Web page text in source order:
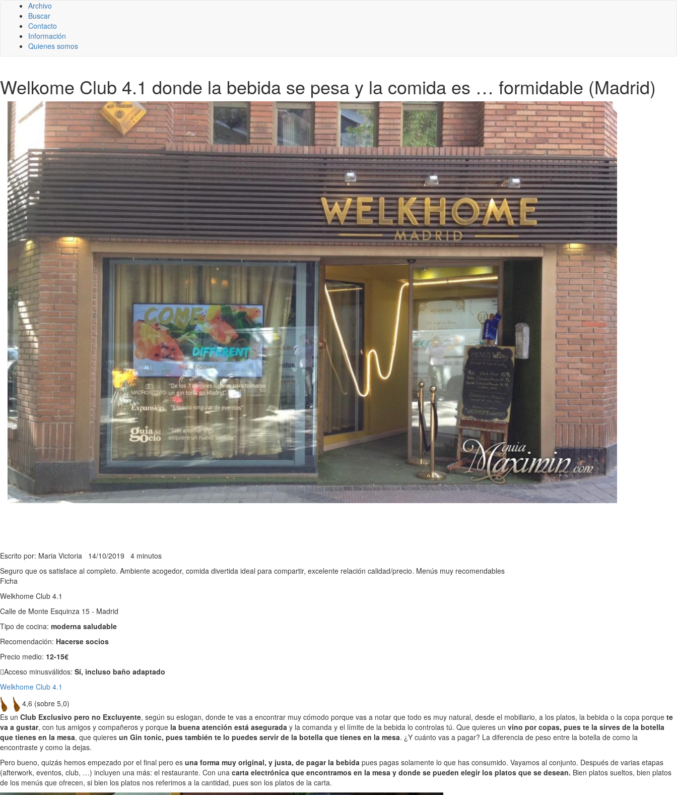
Archivo
Buscar
Contacto
Información
Quienes somos
Welkome Club 4.1 donde la bebida se pesa y la comida es … formidable (Madrid)
Escrito por: Maria Victoria 14/10/2019 4 minutos
Seguro que os satisface al completo. Ambiente acogedor, comida divertida ideal para compartir, excelente relación calidad/precio. Menús muy recomendables
Ficha
Welkhome Club 4.1
Calle de Monte Esquinza 15 - Madrid
Tipo de cocina: moderna saludable
Recomendación: Hacerse socios
Precio medio: 12-15€
Acceso minusválidos: Sí, incluso baño adaptado
Welkhome Club 4.1
4,6 (sobre 5,0)
Es un Club Exclusivo pero no Excluyente, según su eslogan, donde te vas a encontrar muy cómodo porque vas a notar que todo es muy natural, desde el mobiliario, a los platos, la bebida o la copa porque te
va a gustar, con tus amigos y compañeros y porque la buena atención está asegurada y la comanda y el límite de la bebida lo controlas tú. Que quieres un vino por copas, pues te la sirves de la botella
que tienes en la mesa, que quieres un Gin tonic, pues también te lo puedes servir de la botella que tienes en la mesa. ¿Y cuánto vas a pagar? La diferencia de peso entre la botella de como la
encontraste y como la dejas.
Pero bueno, quizás hemos empezado por el final pero es una forma muy original, y justa, de pagar la bebida pues pagas solamente lo que has consumido. Vayamos al conjunto. Después de varias etapas
(afterwork, eventos, club, …) incluyen una más: el restaurante. Con una carta electrónica que encontramos en la mesa y donde se pueden elegir los platos que se desean. Bien platos sueltos, bien platos
de los menús que ofrecen, si bien los platos nos referimos a la cantidad, pues son los platos de la carta.